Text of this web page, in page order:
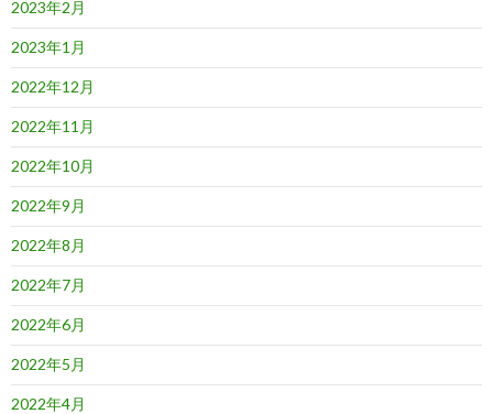
2023年2月
2023年1月
2022年12月
2022年11月
2022年10月
2022年9月
2022年8月
2022年7月
2022年6月
2022年5月
2022年4月